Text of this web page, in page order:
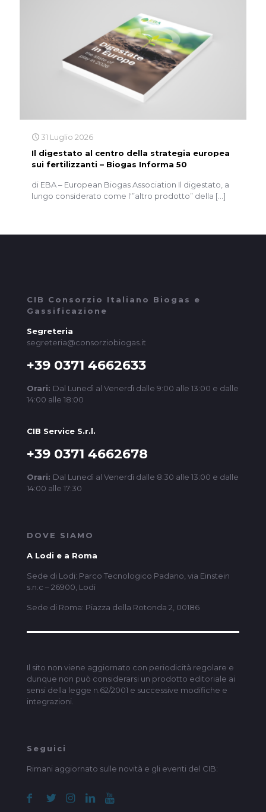
31 Luglio 2026
Il digestato al centro della strategia europea
sui fertilizzanti – Biogas Informa 50
di EBA – European Biogas Association Il digestato, a
lungo considerato come l'”altro prodotto” della […]
CIB Consorzio Italiano Biogas e
Gassificazione
Segreteria
segreteria@consorziobiogas.it
+39 0371 4662633
Orari: Dal Lunedì al Venerdì dalle 9:00 alle 13:00 e dalle
14:00 alle 18:00
CIB Service S.r.l.
+39 0371 4662678
Orari: Dal Lunedì al Venerdì dalle 8:30 alle 13:00 e dalle
14:00 alle 17:30
DOVE SIAMO
A Lodi e a Roma
Sede di Lodi: Parco Tecnologico Padano, via Einstein
s.n.c – 26900, Lodi
Sede di Roma: Piazza della Rotonda 2, 00186
Il sito non viene aggiornato con periodicità regolare e
dunque non può considerarsi un prodotto editoriale ai
sensi della legge n.62/2001 e successive modifiche e
integrazioni.
Seguici
Rimani aggiornato sulle novità e gli eventi del CIB: